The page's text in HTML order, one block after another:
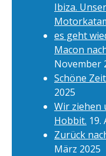
Ibiza.
es geht
Macon
November
Schöne
2025
Wir ziehen
Hobbit. 19.
Zurück
März 2025